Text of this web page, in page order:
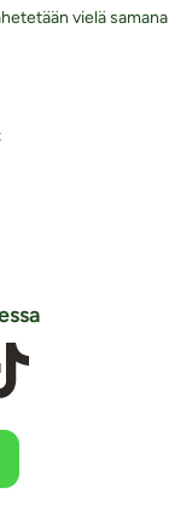
vielä samana